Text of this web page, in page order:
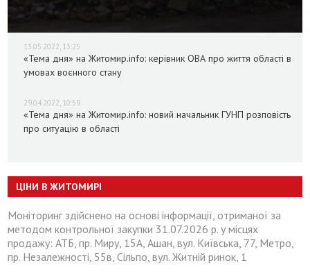
13.05.2022, 13:25
«Тема дня» на Житомир.info: керівник ОВА про життя області в
умовах воєнного стану
29.04.2022, 10:59
«Тема дня» на Житомир.info: новий начальник ГУНП розповість
про ситуацію в області
ЦІНИ В ЖИТОМИРІ
Моніторинг здійснено на основі інформації, отриманої за
методом контрольної закупки 31.07.2026 р. у місцях
продажу: АТБ, пр. Миру, 15А, Ашан, вул. Київська, 77, Метро,
пр. Незалежності, 55в, Сільпо, вул. Житній ринок, 1